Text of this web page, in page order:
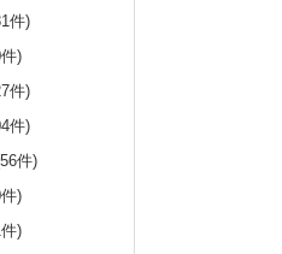
件)
)
件)
件)
件)
)
)